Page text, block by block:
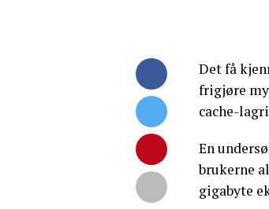
Det få
frigjøre
cache-
En
brukerne
gigabyte